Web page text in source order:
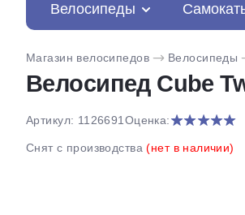
Велосипеды
Магазин велосипедов Велосипеды
Велосипед Cube
Артикул: 1126691 Оценка:
Снят с производства(нет в наличии)